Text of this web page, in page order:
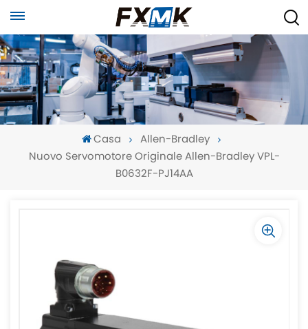
Casa
Allen-Bradley
Nuovo Servomotore Originale Allen-Bradley VPL-
B0632F-PJ14AA